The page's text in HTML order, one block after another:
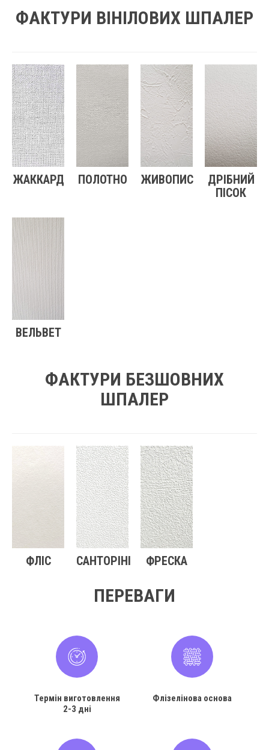
ФАКТУРИ ВІНІЛОВИХ ШПАЛЕР
ЖАККАРД ПОЛОТНО ЖИВОПИС
ДРІБНИЙ
ПІСОК
ВЕЛЬВЕТ
ФАКТУРИ БЕЗШОВНИХ
ШПАЛЕР
ФЛІС САНТОРІНІ ФРЕСКА
ПЕРЕВАГИ
Термін виготовлення
2-3 дні
Флізелінова основа